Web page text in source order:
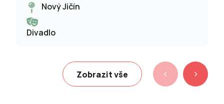
Nový Jičín
Divadlo
Zobrazit vše